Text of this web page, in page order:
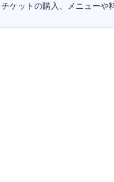
チケットの購入、メニューや